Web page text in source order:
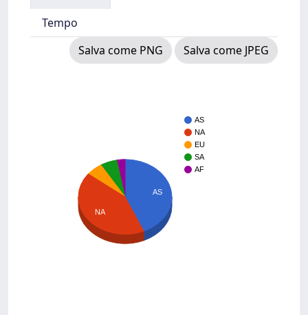
Tempo
Salva come PNG
Salva come JPEG
AS
NA
EU
SA
AF
AS
NA